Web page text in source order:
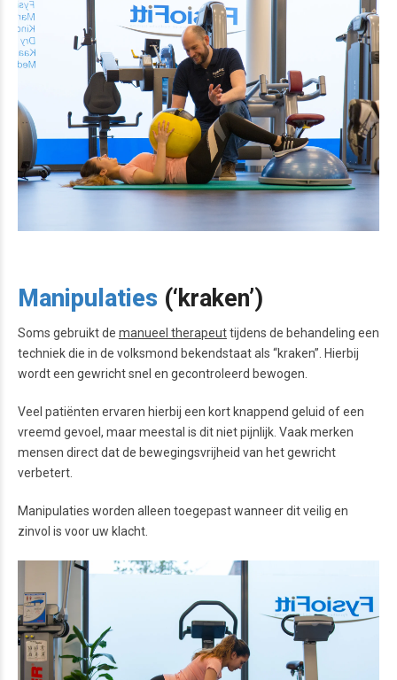
Manipulaties (‘kraken’)
Soms gebruikt de manueel therapeuttijdens de behandeling een
techniek die in de volksmond bekendstaat als “kraken”. Hierbij
wordt een gewricht snel en gecontroleerd bewogen.
Veel patiënten ervaren hierbij een kort knappend geluid of een
vreemd gevoel, maar meestal is dit niet pijnlijk. Vaak merken
mensen direct dat de bewegingsvrijheid van het gewricht
verbetert.
Manipulaties worden alleen toegepast wanneer dit veilig en
zinvol is voor uw klacht.